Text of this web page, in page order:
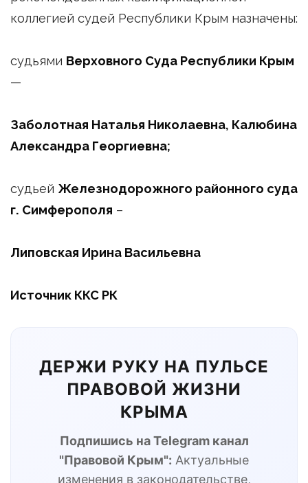
коллегией судей Республики Крым назначены:
судьями Верховного Суда Республики Крым
—
Заболотная Наталья Николаевна, Калюбина
Александра Георгиевна;
судьей Железнодорожного районного суда
г. Симферополя –
Липовская Ирина Васильевна
Источник ККС РК
ДЕРЖИ РУКУ НА ПУЛЬСЕ
ПРАВОВОЙ ЖИЗНИ
КРЫМА
Подпишись на Telegram канал
"Правовой Крым": Актуальные
изменения в законодательстве,